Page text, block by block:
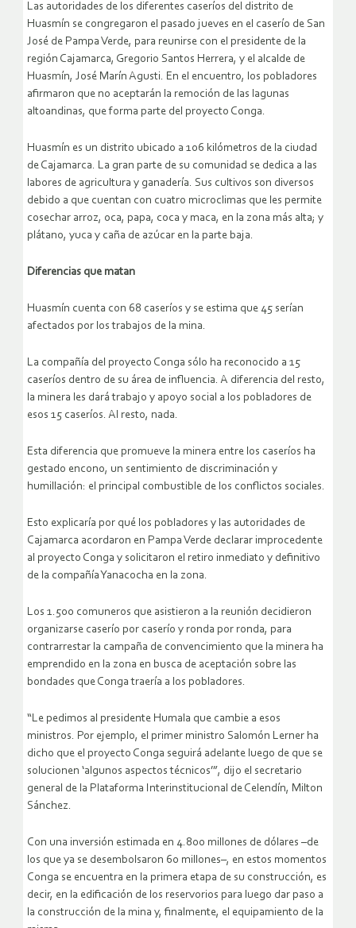
Las autoridades de los diferentes caseríos del distrito de
Huasmín se congregaron el pasado jueves en el caserío de San
José de Pampa Verde, para reunirse con el presidente de la
región Cajamarca, Gregorio Santos Herrera, y el alcalde de
Huasmín, José Marín Agusti. En el encuentro, los pobladores
afirmaron que no aceptarán la remoción de las lagunas
altoandinas, que forma parte del proyecto Conga.
Huasmín es un distrito ubicado a 106 kilómetros de la ciudad
de Cajamarca. La gran parte de su comunidad se dedica a las
labores de agricultura y ganadería. Sus cultivos son diversos
debido a que cuentan con cuatro microclimas que les permite
cosechar arroz, oca, papa, coca y maca, en la zona más alta; y
plátano, yuca y caña de azúcar en la parte baja.
Diferencias que matan
Huasmín cuenta con 68 caseríos y se estima que 45 serían
afectados por los trabajos de la mina.
La compañía del proyecto Conga sólo ha reconocido a 15
caseríos dentro de su área de influencia. A diferencia del resto,
la minera les dará trabajo y apoyo social a los pobladores de
esos 15 caseríos. Al resto, nada.
Esta diferencia que promueve la minera entre los caseríos ha
gestado encono, un sentimiento de discriminación y
humillación: el principal combustible de los conflictos sociales.
Esto explicaría por qué los pobladores y las autoridades de
Cajamarca acordaron en Pampa Verde declarar improcedente
al proyecto Conga y solicitaron el retiro inmediato y definitivo
de la compañía Yanacocha en la zona.
Los 1.500 comuneros que asistieron a la reunión decidieron
organizarse caserío por caserío y ronda por ronda, para
contrarrestar la campaña de convencimiento que la minera ha
emprendido en la zona en busca de aceptación sobre las
bondades que Conga traería a los pobladores.
“Le pedimos al presidente Humala que cambie a esos
ministros. Por ejemplo, el primer ministro Salomón Lerner ha
dicho que el proyecto Conga seguirá adelante luego de que se
solucionen ‘algunos aspectos técnicos’”, dijo el secretario
general de la Plataforma Interinstitucional de Celendín, Milton
Sánchez.
Con una inversión estimada en 4.800 millones de dólares –de
los que ya se desembolsaron 60 millones–, en estos momentos
Conga se encuentra en la primera etapa de su construcción, es
decir, en la edificación de los reservorios para luego dar paso a
la construcción de la mina y, finalmente, el equipamiento de la